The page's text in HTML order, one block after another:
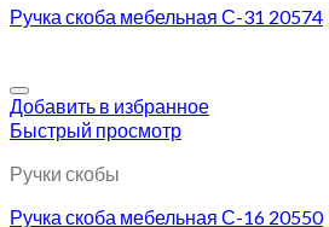
Ручка скоба мебельная С-31 20574
Добавить в избранное
Быстрый просмотр
Ручки скобы
Ручка скоба мебельная С-16 20550